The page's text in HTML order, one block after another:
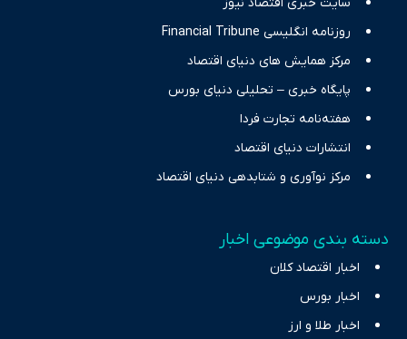
روزنامه انگلیسی Financial Tribune
مرکز همایش های دنیای اقتصاد
پایگاه خبری – تحلیلی دنیای بورس
هفته‌نامه تجارت فردا
انتشارات دنیای اقتصاد
مرکز نوآوری و شتابدهی دنیای اقتصاد
دسته بندی موضوعی اخبار
اخبار اقتصاد کلان
اخبار بورس
اخبار طلا و ارز